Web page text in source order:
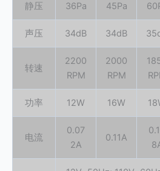
静压 36Pa 45Pa
声压 34dB 34dB
转速
2200
RPM
2000
RPM
功率 12W 16W 18
电流
0.07
2A
0.11A
8